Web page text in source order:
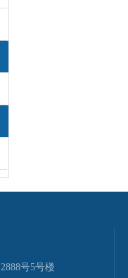
号5号楼